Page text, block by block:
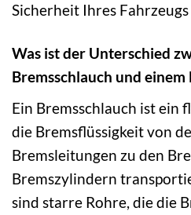
Sicherheit Ihres
Was ist der Unterschied
Bremsschlauch und
Ein Bremsschlauch ist ein
die Bremsflüssigkeit von
Bremsleitungen zu den
Bremszylindern
sind starre Rohre, die die